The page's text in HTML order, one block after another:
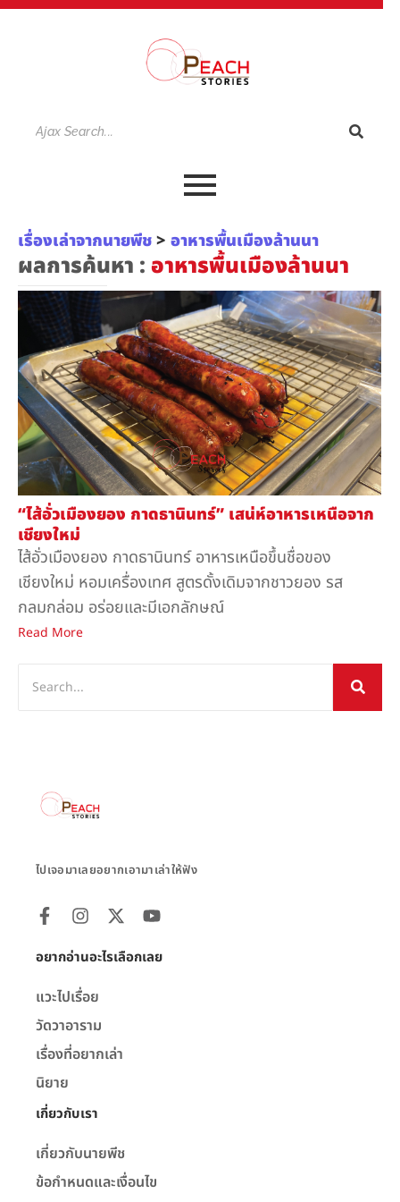
เรื่องเล่าจากนายพีช> อาหารพื้นเมืองล้านนา
ผลการค้นหา :อาหารพื้นเมืองล้านนา
“ไส้อั่วเมืองยอง กาดธานินทร์” เสน่ห์อาหารเหนือจาก
เชียงใหม่
ไส้อั่วเมืองยอง กาดธานินทร์ อาหารเหนือขึ้นชื่อของ
เชียงใหม่ หอมเครื่องเทศ สูตรดั้งเดิมจากชาวยอง รส
กลมกล่อม อร่อยและมีเอกลักษณ์
Read More
ไปเจอมาเลยอยากเอามาเล่าให้ฟัง
อยากอ่านอะไรเลือกเลย
แวะไปเรื่อย
วัดวาอาราม
เรื่องที่อยากเล่า
นิยาย
เกี่ยวกับเรา
เกี่ยวกับนายพีช
ข้อกำหนดและเงื่อนไข